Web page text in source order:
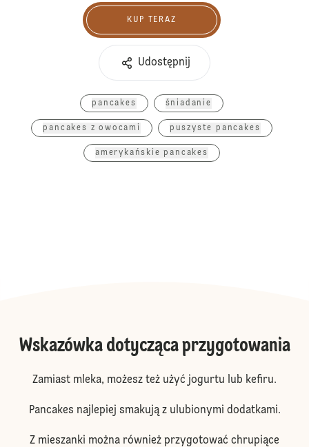
Kup teraz
KUP TERAZ
Udostępnij
pancakes śniadanie
pancakes z owocami puszyste pancakes
amerykańskie pancakes
Wskazówka dotycząca przygotowania
Zamiast mleka, możesz też użyć jogurtu lub kefiru.
Pancakes najlepiej smakują z ulubionymi dodatkami.
Z mieszanki można również przygotować chrupiące